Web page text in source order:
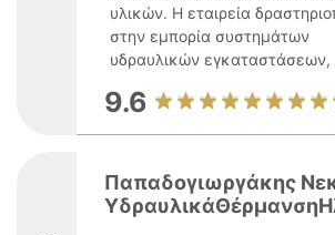
υλικών. Η εταιρεία
στην εμπορία συστημάτων
υδραυλικών εγκαταστάσεων,
9.6
Παπαδογιωργάκης